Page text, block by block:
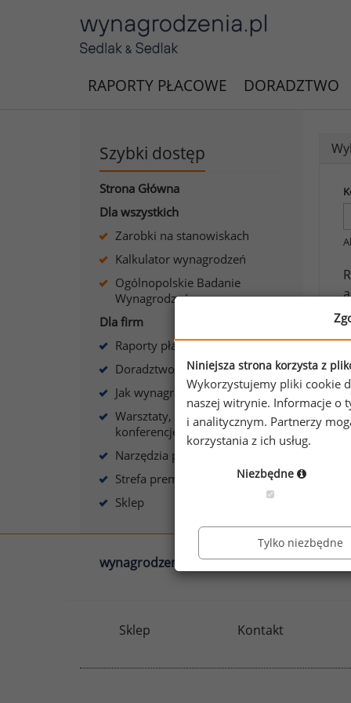
RAPORTY PŁACOWE DORADZTWO
Szybki dostęp
Strona Główna
Dla wszystkich
Zarobki na stanowiskach
Kalkulator wynagrodzeń
Ogólnopolskie Badanie
Wynagrodzeń
Dla firm
Raporty płacowe dla firm
Doradztwo płacowe
Jak wynagradzać?
Warsztaty, szkolenia,
konferencje
Narzędzia płacowe
Strefa premium
Sklep
wynagrodzenia.pl sedlak.pl
Sklep Kontakt
Niniejsza strona korzysta z
Wykorzystujemy pliki cookie
naszej witrynie. Informacje o
i analitycznym. Partnerzy
korzystania z ich usług.
Niezbędne
Tylko niezbędne